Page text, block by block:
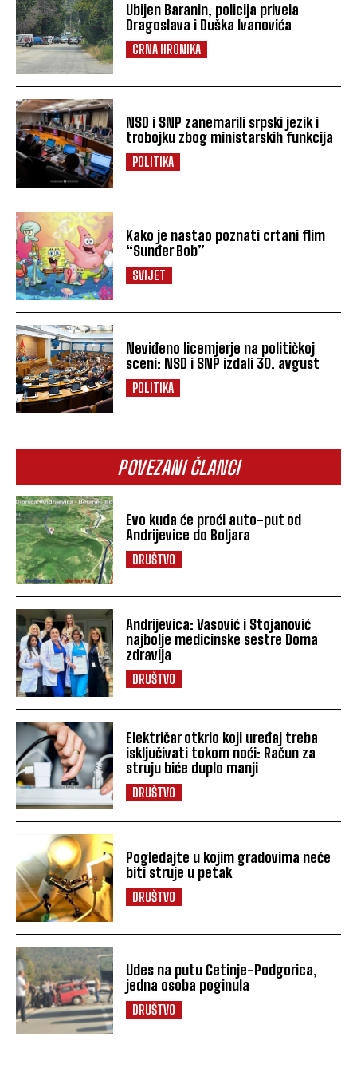
Ubijen Baranin, policija privela
Dragoslava i Duška Ivanovića
CRNA HRONIKA
NSD i SNP zanemarili srpski jezik i
trobojku zbog ministarskih funkcija
POLITIKA
Kako je nastao poznati crtani flim
“Sunđer Bob”
SVIJET
Neviđeno licemjerje na političkoj
sceni: NSD i SNP izdali 30. avgust
POLITIKA
POVEZANI ČLANCI
Evo kuda će proći auto-put od
Andrijevice do Boljara
DRUŠTVO
Andrijevica: Vasović i Stojanović
najbolje medicinske sestre Doma
zdravlja
DRUŠTVO
Električar otkrio koji uređaj treba
isključivati tokom noći: Račun za
struju biće duplo manji
DRUŠTVO
Pogledajte u kojim gradovima neće
biti struje u petak
DRUŠTVO
Udes na putu Cetinje-Podgorica,
jedna osoba poginula
DRUŠTVO